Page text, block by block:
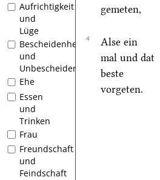
Aufrichtigkeit
und
Lüge
Bescheidenheit
und
Unbescheidenheit
Ehe
Essen
und
Trinken
Frau
Freundschaft
und
Feindschaft
gemeten,
4
Alse ein
mal und dat
beste
vorgeten.